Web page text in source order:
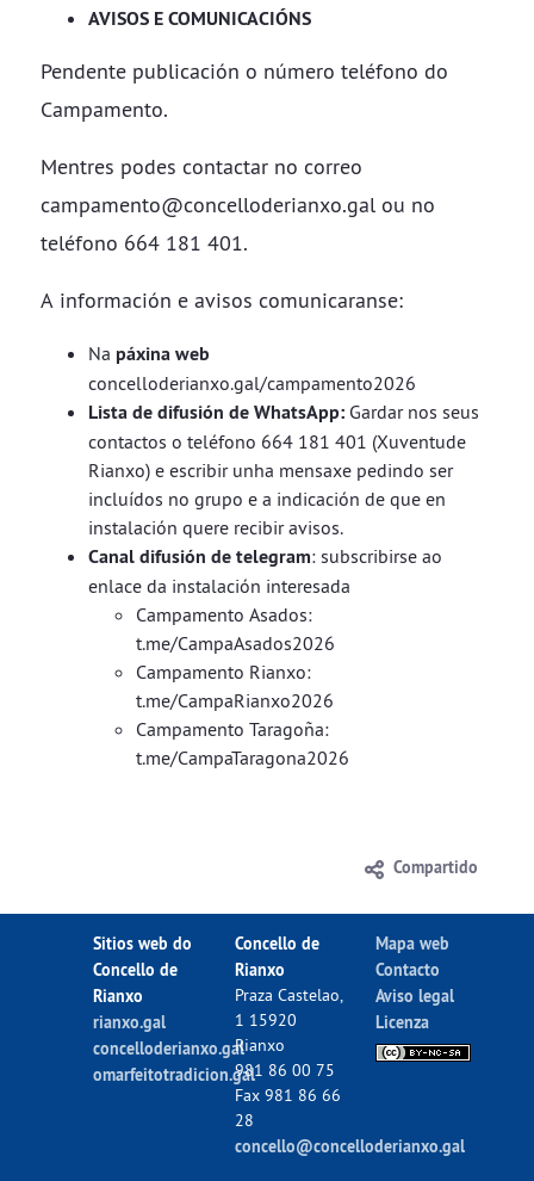
AVISOS E COMUNICACIÓNS
Pendente publicación o número teléfono do
Campamento.
Mentres podes contactar no correo
campamento@concelloderianxo.gal ​​​​​​​ou no
teléfono 664 181 401.
A información e avisos comunicaranse:
Na páxina web
concelloderianxo.gal/campamento2026
Lista de difusión de WhatsApp: Gardar nos seus
contactos o teléfono 664 181 401 (Xuventude
Rianxo) e escribir unha mensaxe pedindo ser
incluídos no grupo e a indicación de que en
instalación quere recibir avisos.
Canal difusión de telegram: subscribirse ao
enlace da instalación interesada
Campamento Asados:
t.me/CampaAsados2026
Campamento Rianxo:
t.me/CampaRianxo2026​
Campamento Taragoña:
t.me/CampaTaragona2026
Compartido
Sitios web do
Concello de
Rianxo
rianxo.gal
concelloderianxo.gal
omarfeitotradicion.gal
Concello de
Rianxo
Praza Castelao,
1 15920
Rianxo
981 86 00 75
Fax 981 86 66
28
concello@concelloderianxo.gal
Mapa web
Contacto
Aviso legal
Licenza